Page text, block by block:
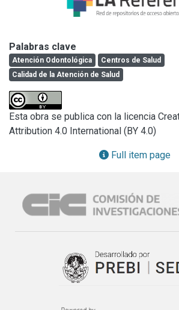
Palabras clave
Atención Odontológica
Centros de Salud
Calidad de la Atención de Salud
Esta obra se publica con la licencia
Attribution 4.0 International (BY 4.0)
Full item page